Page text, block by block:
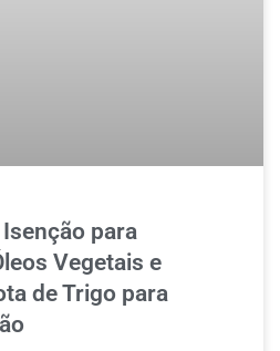
para
Vegetais e
de Trigo para